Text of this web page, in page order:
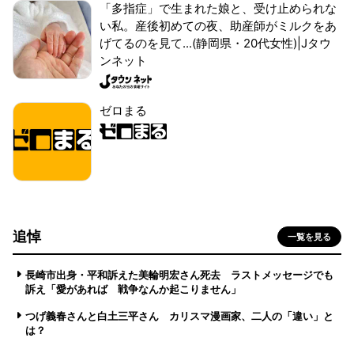
「多指症」で生まれた娘と、受け止められな
い私。産後初めての夜、助産師がミルクをあ
げてるのを見て...(静岡県・20代女性)|Jタウ
ンネット
ゼロまる
追悼 一覧を見る
長崎市出身・平和訴えた美輪明宏さん死去 ラストメッセージでも
訴え「愛があれば 戦争なんか起こりません」
つげ義春さんと白土三平さん カリスマ漫画家、二人の「違い」と
は？